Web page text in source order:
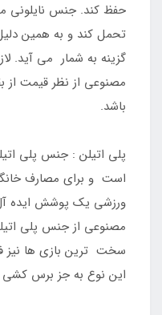
حفظ کند. جنس نایلونی
تحمل کند و به همین
گزینه به شمار می آید.
مصنوعی از نظر قیمت از
باشد.
پلی اتیلن : جنس پلی
است و برای مصارف
ورزشی یک پوشش ایده
مصنوعی از جنس پلی
سخت ترین بازی ها نیز
این نوع به جز برس کشی